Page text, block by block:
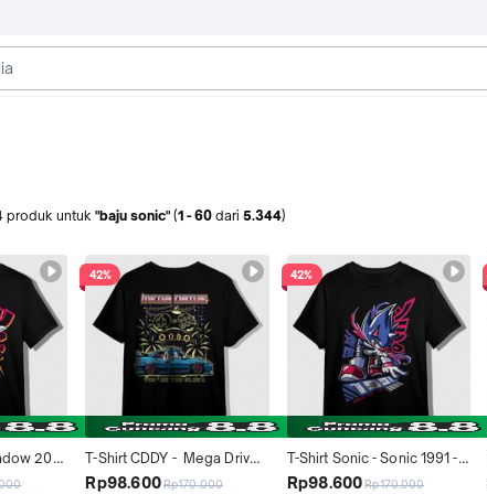
produk untuk "baju sonic" (1 -60 dari 5.344)
2001
Katun -
42%
T-Shirt CDDY -  Mega Drive
Sonic - Kaos Distro 100%
Rp98.600Rp170.000
42%
T-Shirt Sonic - Sonic 1991 -
Kaos Distro 100% Katun -
Rp98.600Rp170.000